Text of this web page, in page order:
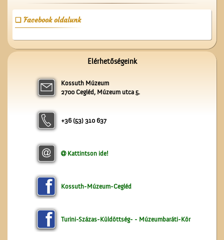
A Vigadó
Az ötödik köztéri szobor
Facebook oldalunk
Elérhetőségeink
Kossuth Múzeum
2700 Cegléd, Múzeum utca 5.
+36 (53) 310 637
Kattintson ide!
Kossuth-Múzeum-Cegléd
Turini-Százas-Küldöttség- - Múzeumbaráti-Kör